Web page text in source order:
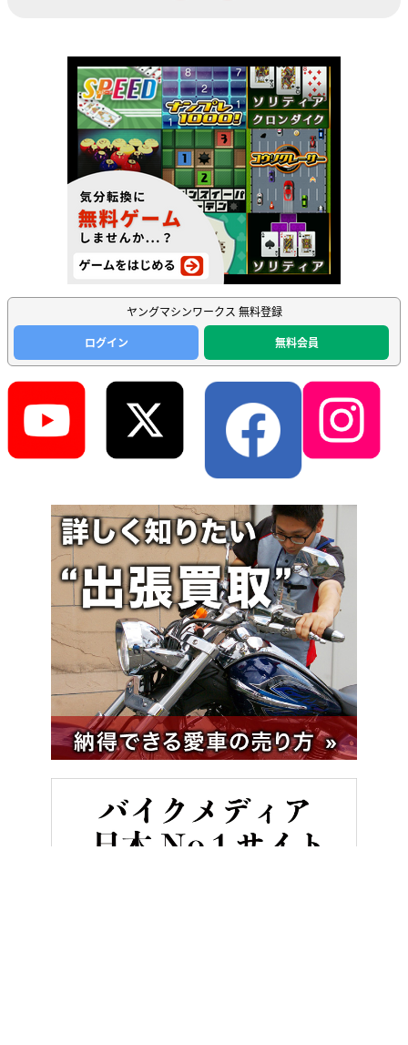
ヤングマシンワークス 無料登録
ログイン
無料会員